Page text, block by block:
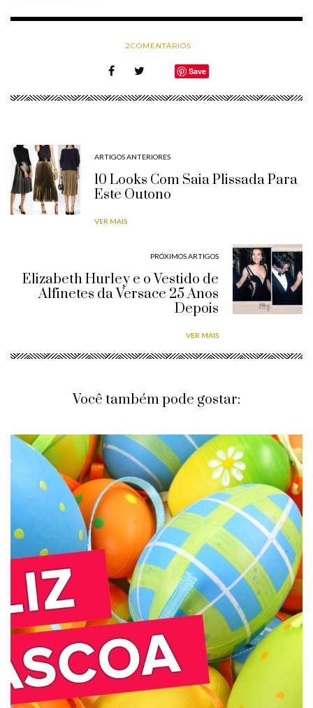
2COMENTÁRIOS
Save
ARTIGOS ANTERIORES
10 Looks Com Saia Plissada Para
Este Outono
VER MAIS
PRÓXIMOS ARTIGOS
Elizabeth Hurley e o Vestido de
Alfinetes da Versace 25 Anos
Depois
VER MAIS
Você também pode gostar: